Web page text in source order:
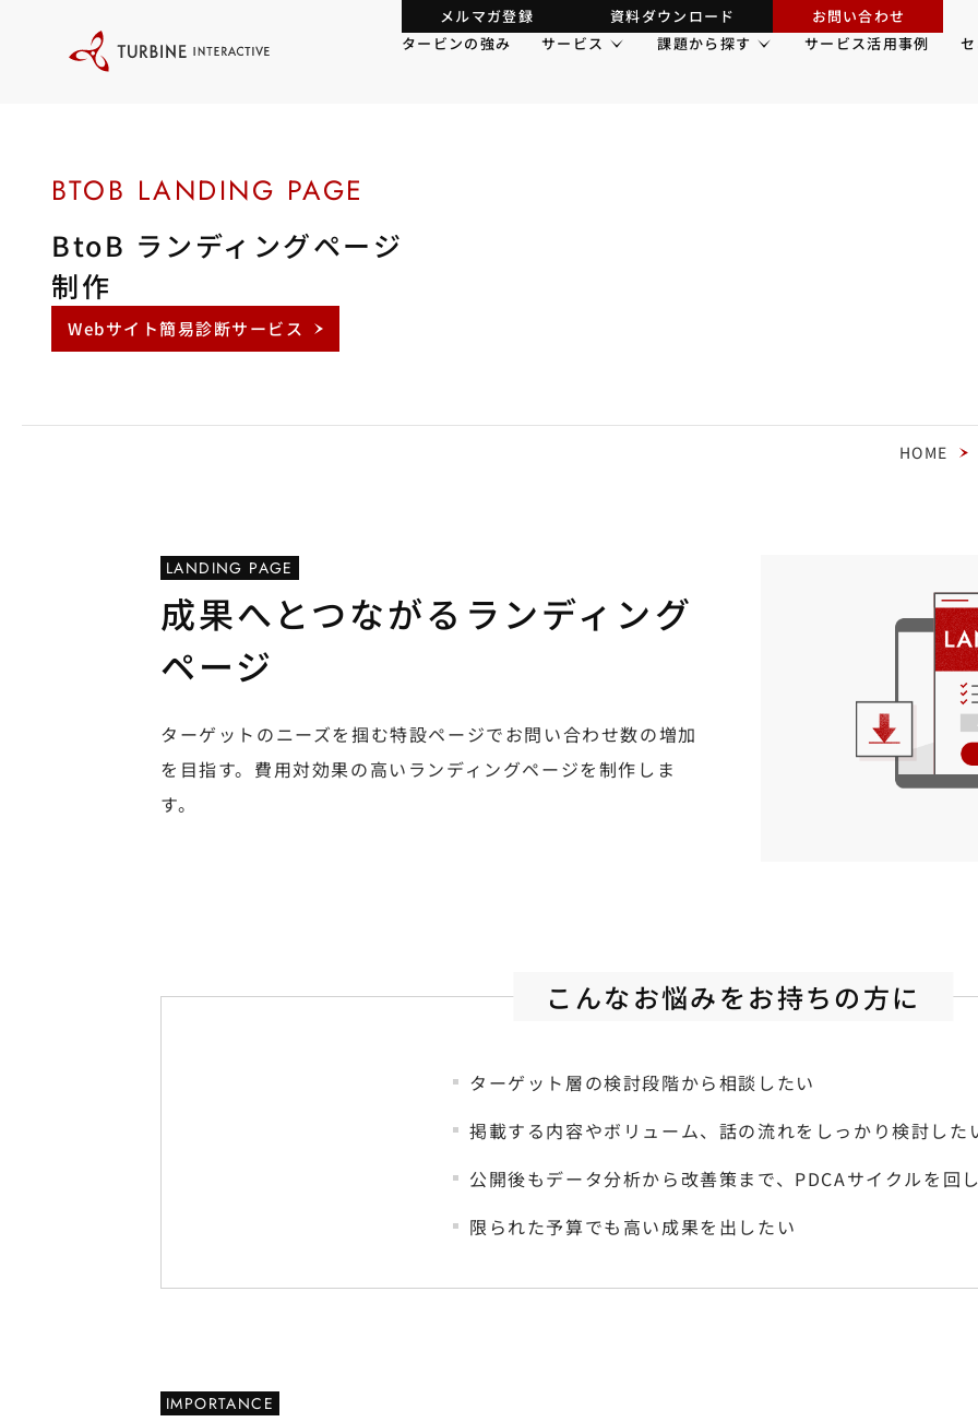
メルマガ登録 資料ダウンロード
お問い合わせ
タービンの強み
サービス 課題から探す サービス活用事例
BtoB ランディングページ
制作
Webサイト簡易診断サービス
HOME
LANDING PAGE
成果へとつながるランディング
ページ
ターゲットのニーズを掴む特設ページでお問い合わせ数の増加
を目指す。費用対効果の高いランディングページを制作しま
す。
こんなお悩みをお持ちの方に
ターゲット層の検討段階から相談したい
掲載する内容やボリューム、話の流れをしっかり検討した
公開後もデータ分析から改善策まで、PDCAサイクルを回
限られた予算でも高い成果を出したい
IMPORTANCE